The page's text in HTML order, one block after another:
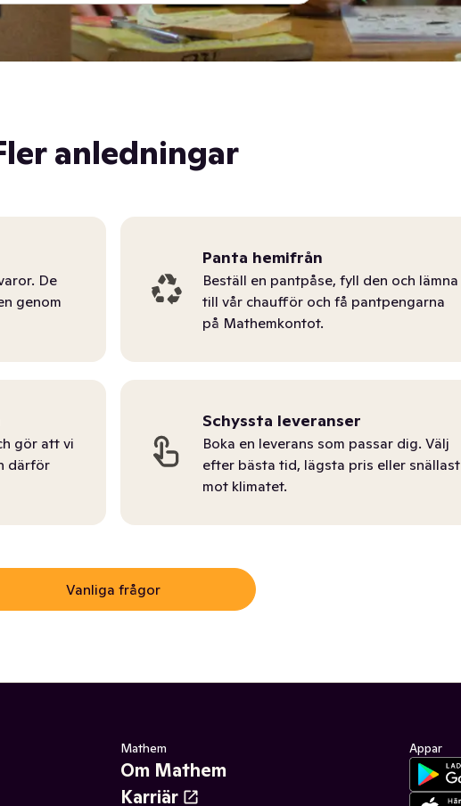
anledningar
De
genom
Panta hemifrån
Beställ en pantpåse, fyll den och lämna
till vår chaufför och få pantpengarna
på Mathemkontot.
gör att vi
därför
Schyssta leveranser
Boka en leverans som passar dig. Välj
efter bästa tid, lägsta pris eller snällast
mot klimatet.
Vanliga frågor
Mathem
Om Mathem
Karriär
Appar